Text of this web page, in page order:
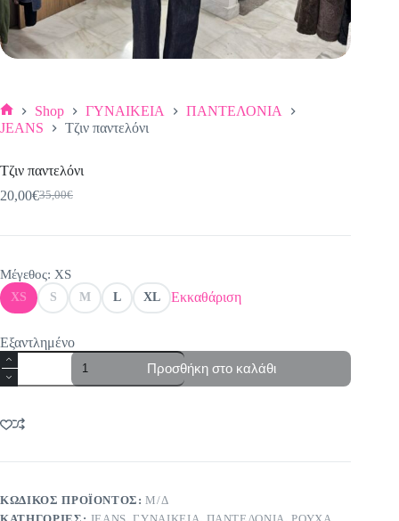
Αρχική
Shop ΓΥΝΑΙΚΕΙΑ
ΠΑΝΤΕΛΟΝΙΑ
JEANS
Τζιν παντελόνι
Τζιν παντελόνι
35,00€
Original
was:
20,00€Η
τιμή
Μέγεθος: XS
XS S M L XL Εκκαθάριση
Εξαντλημένο
Τζιν
παντελόνι
ποσότητα
Προσθήκη στο καλάθι
ΚΩΔΙΚΌΣ ΠΡΟΪΌΝΤΟΣ:Μ/Δ